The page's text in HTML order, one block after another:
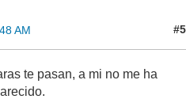
AM #5
te pasan, a mi no me ha